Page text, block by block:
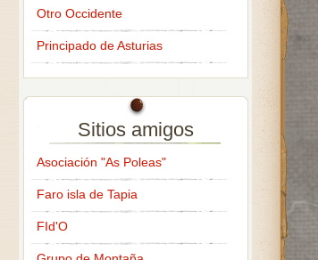
Otro Occidente
Principado de Asturias
Sitios amigos
Asociación "As Poleas"
Faro isla de Tapia
FId'O